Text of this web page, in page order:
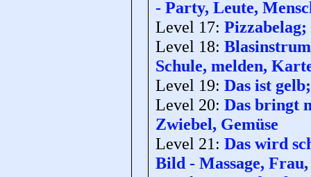
- Party, Leute,
Level 17:
Level 18:
Schule, melden,
Level 19: Das ist
Level 20: Das bringt
Zwiebel, Gemüse
Level 21: Das wird
Bild - Massage,